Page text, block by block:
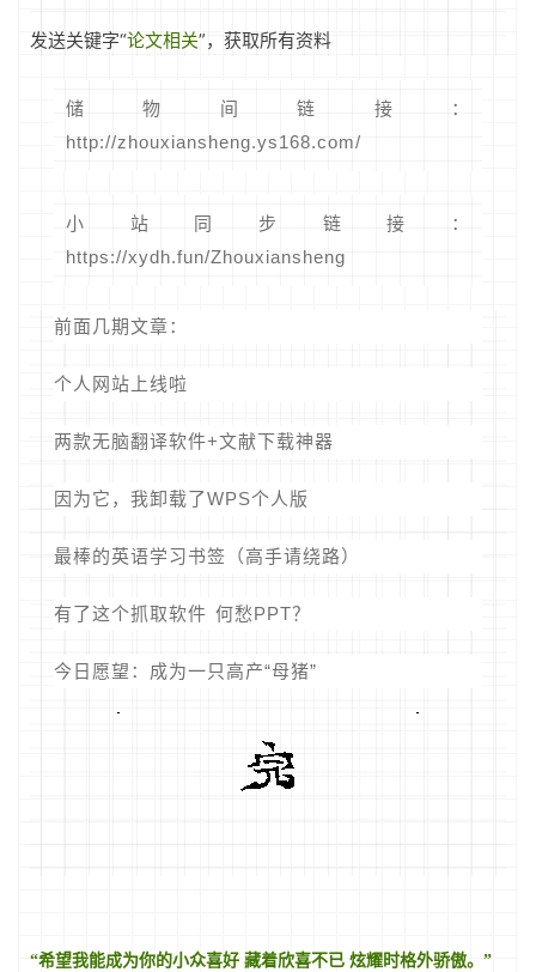
发送关键字“论文相关”，获取所有资料
储物间链接：
http://zhouxiansheng.ys168.com/
小站同步链接：
https://xydh.fun/Zhouxiansheng
前面几期文章：
个人网站上线啦
两款无脑翻译软件+文献下载神器
因为它，我卸载了WPS个人版
最棒的英语学习书签（高手请绕路）
有了这个抓取软件 何愁PPT？
今日愿望：成为一只高产“母猪”
“希望我能成为你的小众喜好 藏着欣喜不已 炫耀时格外骄傲。”